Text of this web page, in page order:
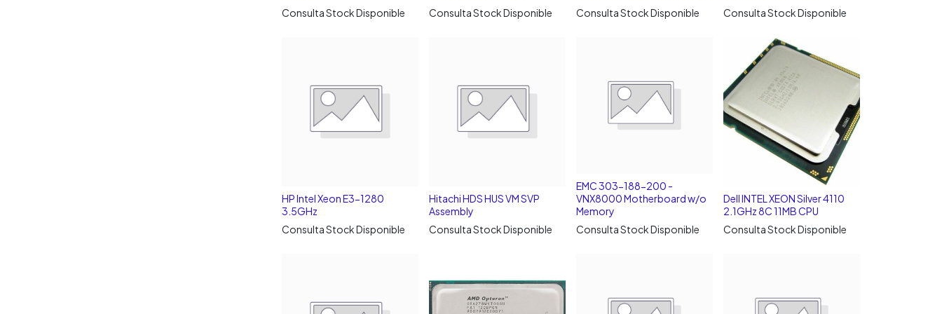
Consulta Stock Disponible
Consulta Stock Disponible
Consulta Stock Disponible
Consulta Stock Disponible
HP Intel Xeon E3-1280
3.5GHz
Consulta Stock Disponible
Hitachi HDS HUS VM SVP
Assembly
Consulta Stock Disponible
EMC 303-188-200 -
VNX8000 Motherboard w/o
Memory
Consulta Stock Disponible
Dell INTEL XEON Silver 4110
2.1GHz 8C 11MB CPU
Consulta Stock Disponible